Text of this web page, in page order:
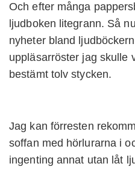
Och efter många
ljudboken litegrann. Så
nyheter bland
uppläsarröster jag skulle
bestämt tolv stycken.
Jag kan förresten
soffan med hörlurarna i
ingenting annat utan låt